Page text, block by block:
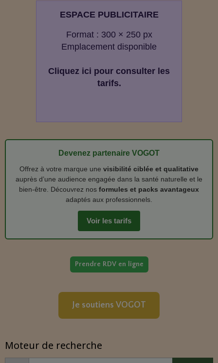
ESPACE PUBLICITAIRE
Format : 300 × 250 px
Emplacement disponible
Cliquez ici pour consulter les
tarifs.
Devenez partenaire VOGOT
Offrez à votre marque une visibilité ciblée et qualitative
auprès d’une audience engagée dans la santé naturelle et le
bien‑être. Découvrez nos formules et packs avantageux
adaptés aux professionnels.
Voir les tarifs
Prendre RDV en ligne
Je soutiens VOGOT
Moteur de recherche